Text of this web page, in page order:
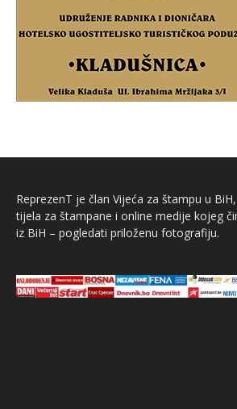
ReprezenT je član Vijeća za štampu u
tijela za štampane i online medije kojeg
iz BiH – pogledati priloženu fotografiju.